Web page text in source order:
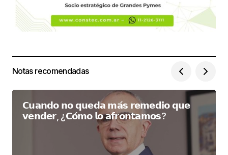
Notas recomendadas
𝗖𝘂𝗮𝗻𝗱𝗼 𝗻𝗼 𝗾𝘂𝗲𝗱𝗮 𝗺𝗮́𝘀 𝗿𝗲𝗺𝗲𝗱𝗶𝗼 𝗾𝘂𝗲
𝘃𝗲𝗻𝗱𝗲𝗿, ¿𝗖𝗼́𝗺𝗼 𝗹𝗼 𝗮𝗳𝗿𝗼𝗻𝘁𝗮𝗺𝗼𝘀?